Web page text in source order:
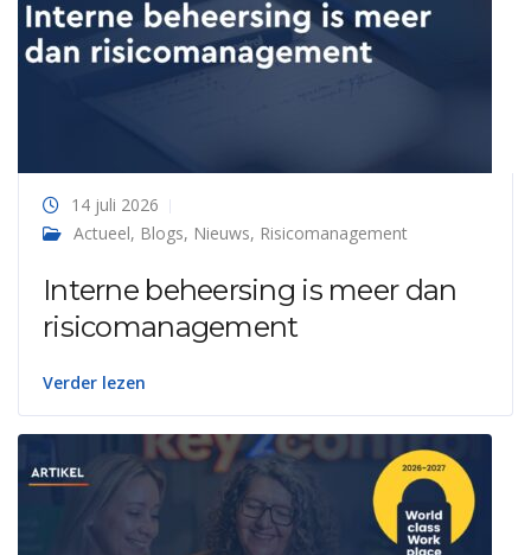
14 juli 2026
Actueel, Blogs, Nieuws, Risicomanagement
Interne beheersing is meer dan
risicomanagement
Verder lezen